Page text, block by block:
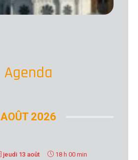
Agenda
AOÛT 2026
jeudi 13 août 18 h 00 min